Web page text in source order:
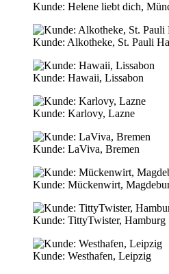
Kunde: Helene liebt dich,
Kunde: Alkotheke, St. Pauli
Kunde: Hawaii, Lissabon
Kunde: Karlovy, Lazne
Kunde: LaViva, Bremen
Kunde: Mückenwirt,
Kunde: TittyTwister, Hamburg
Kunde: Westhafen, Leipzig